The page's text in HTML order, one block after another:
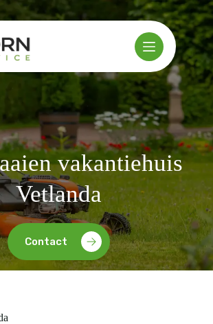
vakantiehuis
Vetlanda
Contact